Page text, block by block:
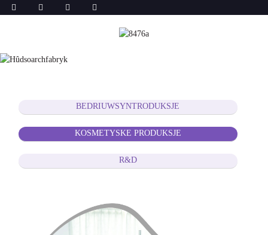
BEDRIUWSYNTRODUKSJE
KOSMETYSKE PRODUKSJE
R&D